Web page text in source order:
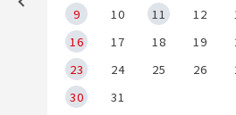
9
10 11 12
16
17 18 19
23
24 25 26
30
31